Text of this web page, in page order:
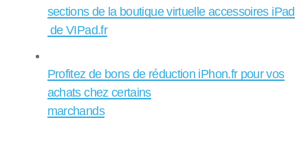
sections de la boutique virtuelle accessoires iPad
de VIPad.fr
Profitez de bons de réduction iPhon.fr pour vos
achats chez certains
marchands